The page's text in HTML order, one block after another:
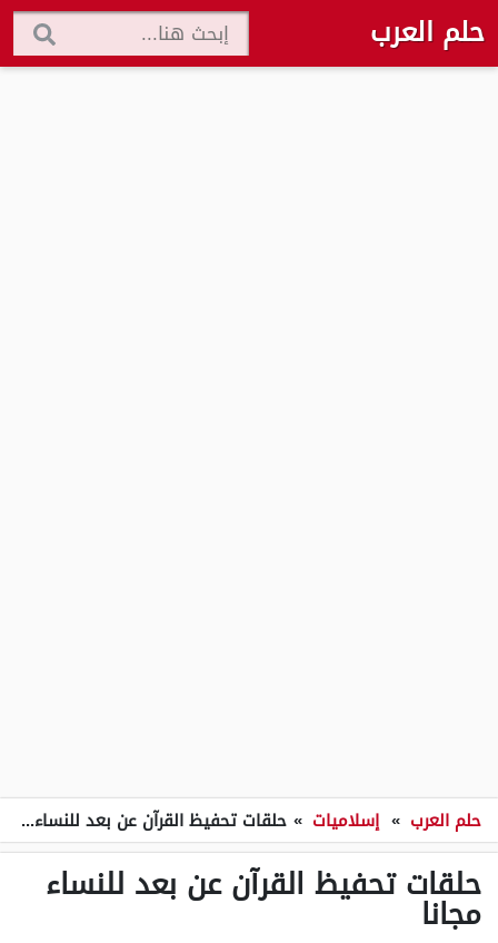
حلم العرب
حلم العرب » إسلاميات » حلقات تحفيظ القرآن عن بعد للنساء مجانا
حلقات تحفيظ القرآن عن بعد للنساء
مجانا